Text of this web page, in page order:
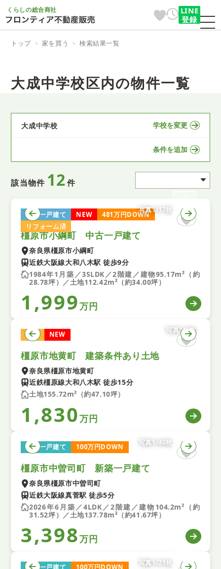
くらしの総合商社
LINE
登録
トップ 家を買う 検索結果一覧
大成中学校区内の物件一覧
大成中学校 学校を変更
条件を追加
該当物件 12 件
中古一戸建て NEW
481万円DOWN
リフォーム済
写真1/17枚
橿原市小綱町 中古一戸建て
奈良県橿原市小綱町
近鉄大阪線大和八木駅 徒歩9分
1984年1月築／3SLDK／2階建／建物95.17m²（約
28.78坪）／土地112.42m²（約34.00坪）
1,999万円
土地 NEW
写真1/6枚
橿原市地黄町 建築条件あり土地
奈良県橿原市地黄町
近鉄橿原線大和八木駅 徒歩15分
土地155.72m²（約47.10坪）
1,830万円
新築一戸建て 100万円DOWN
写真1/40枚
橿原市中曽司町 新築一戸建て
奈良県橿原市中曽司町
近鉄大阪線真菅駅 徒歩5分
2026年6月築／4LDK／2階建／建物104.2m²（約
31.52坪）／土地137.78m²（約41.67坪）
3,398万円
新築一戸建て 100万円DOWN
写真1/21枚